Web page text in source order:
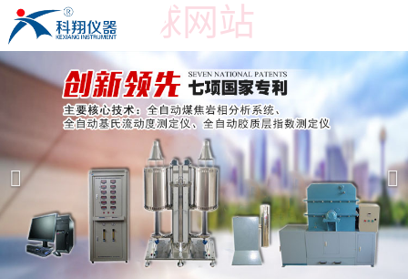
世界杯押球网站
世界杯押球网站
产品展示 ＞
焦炭高温性能检测系统
焦化行业检测及优化配煤设备
球团矿/烧结矿/块矿高温冶金性能检测系统
公司简介
世界杯押球网站
企业业绩